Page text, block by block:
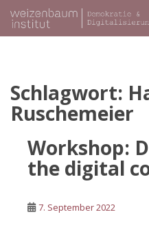
i
Schlagwort:
Ruschemeier
Workshop:
the digital
7. September 2022